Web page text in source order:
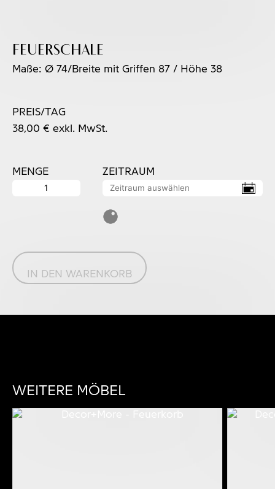
Feuerschale
Maße: Ø 74/Breite mit Griffen 87 / Höhe 38
PREIS/TAG
38,00 € exkl. MwSt.
MENGE
Feuerschale
ZEITRAUM
IN DEN WARENKORB
WEITERE MÖBEL